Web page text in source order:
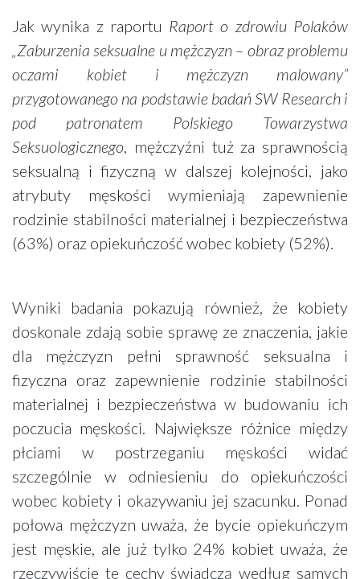
Jak wynika z raportu Raport o zdrowiu Polaków
„Zaburzenia seksualne u mężczyzn – obraz problemu
oczami kobiet i mężczyzn malowany”
przygotowanego na podstawie badań SW Research i
pod patronatem Polskiego Towarzystwa
Seksuologicznego, mężczyźni tuż za sprawnością
seksualną i fizyczną w dalszej kolejności, jako
atrybuty męskości wymieniają zapewnienie
rodzinie stabilności materialnej i bezpieczeństwa
(63%) oraz opiekuńczość wobec kobiety (52%).
Wyniki badania pokazują również, że kobiety
doskonale zdają sobie sprawę ze znaczenia, jakie
dla mężczyzn pełni sprawność seksualna i
fizyczna oraz zapewnienie rodzinie stabilności
materialnej i bezpieczeństwa w budowaniu ich
poczucia męskości. Największe różnice między
płciami w postrzeganiu męskości widać
szczególnie w odniesieniu do opiekuńczości
wobec kobiety i okazywaniu jej szacunku. Ponad
połowa mężczyzn uważa, że bycie opiekuńczym
jest męskie, ale już tylko 24% kobiet uważa, że
rzeczywiście te cechy świadczą według samych